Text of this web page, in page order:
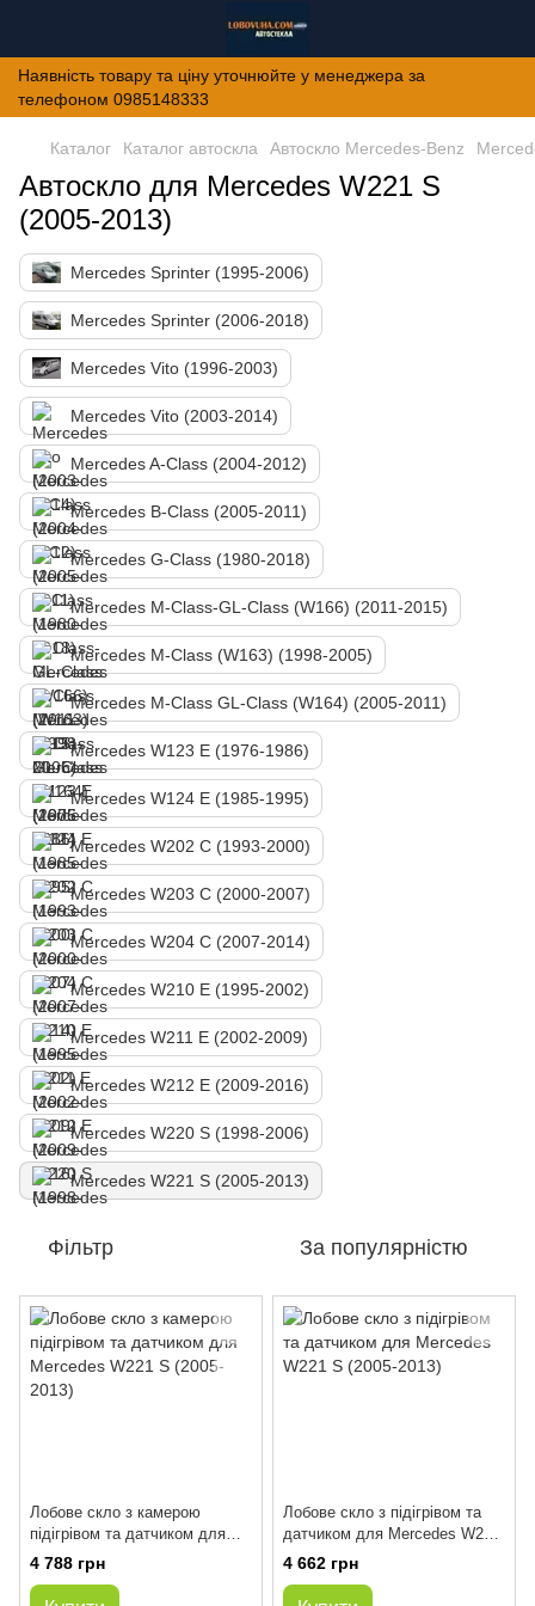
Наявність товару та ціну уточнюйте у менеджера за
телефоном 0985148333
Каталог Каталог автоскла Автоскло Mercedes-Benz
Автоскло для Mercedes W221 S
(2005-2013)
Mercedes Sprinter (1995-2006)
Mercedes Sprinter (2006-2018)
Mercedes Vito (1996-2003)
Mercedes Vito (2003-2014)
Mercedes A-Class (2004-2012)
Mercedes B-Class (2005-2011)
Mercedes G-Class (1980-2018)
Mercedes M-Class-GL-Class (W166) (2011-2015)
Mercedes M-Class (W163) (1998-2005)
Mercedes M-Class GL-Class (W164) (2005-2011)
Mercedes W123 E (1976-1986)
Mercedes W124 E (1985-1995)
Mercedes W202 C (1993-2000)
Mercedes W203 C (2000-2007)
Mercedes W204 C (2007-2014)
Mercedes W210 E (1995-2002)
Mercedes W211 E (2002-2009)
Mercedes W212 E (2009-2016)
Mercedes W220 S (1998-2006)
Mercedes W221 S (2005-2013)
Фільтр За популярністю
Лобове скло з камерою
підігрівом та датчиком для
Mercedes W221 S (2005-2013)
4 788 грн
Лобове скло з підігрівом та
датчиком для Mercedes W221
S (2005-2013)
4 662 грн